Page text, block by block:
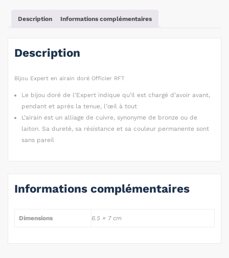
Description Informations complémentaires
Description
Bijou Expert en airain doré Officier RFT
Le bijou doré de l’Expert indique qu’il est chargé d’avoir avant,
pendant et après la tenue, l’œil à tout
L’airain est un alliage de cuivre, synonyme de bronze ou de
laiton. Sa dureté, sa résistance et sa couleur permanente sont
sans pareil
Informations complémentaires
Dimensions 6.5 × 7 cm